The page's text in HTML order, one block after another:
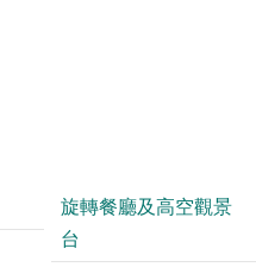
旋轉餐廳及高空觀景
台